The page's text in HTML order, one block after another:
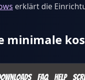
erklärt die
minimale